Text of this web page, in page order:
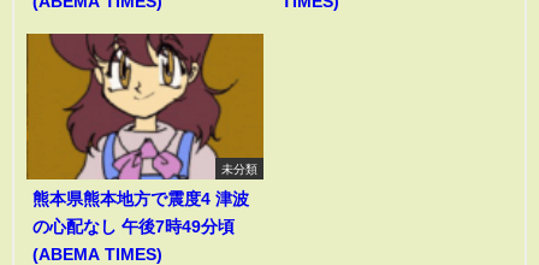
未分類
熊本県熊本地方で震度4 津波
の心配なし 午後7時49分頃
(ABEMA TIMES)